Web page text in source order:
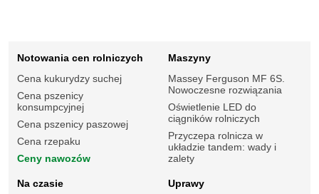
Notowania cen rolniczych
Cena kukurydzy suchej
Cena pszenicy
konsumpcyjnej
Cena pszenicy paszowej
Cena rzepaku
Ceny nawozów
Maszyny
Massey Ferguson MF 6S.
Nowoczesne rozwiązania
Oświetlenie LED do
ciągników rolniczych
Przyczepa rolnicza w
układzie tandem: wady i
zalety
Na czasie
Uprawy